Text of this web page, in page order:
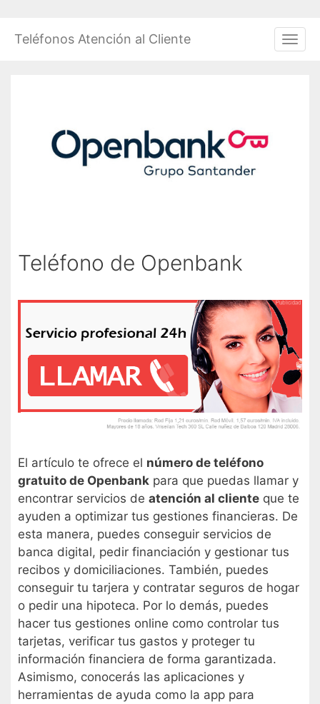
contenido
Teléfonos Atención al Cliente
Teléfono de Openbank
El artículo te ofrece el número de teléfono
gratuito de Openbank para que puedas llamar y
encontrar servicios de atención al cliente que te
ayuden a optimizar tus gestiones financieras. De
esta manera, puedes conseguir servicios de
banca digital, pedir financiación y gestionar tus
recibos y domiciliaciones. También, puedes
conseguir tu tarjera y contratar seguros de hogar
o pedir una hipoteca. Por lo demás, puedes
hacer tus gestiones online como controlar tus
tarjetas, verificar tus gastos y proteger tu
información financiera de forma garantizada.
Asimismo, conocerás las aplicaciones y
herramientas de ayuda como la app para